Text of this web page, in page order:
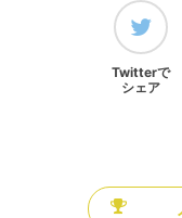
Twitterで
シェア